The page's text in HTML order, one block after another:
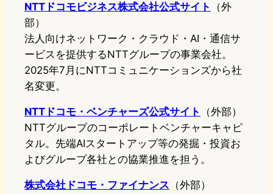
NTTドコモビジネス株式会社公式サイト
（外
部）
法人向けネットワーク・クラウド・AI・通信サ
ービスを提供するNTTグループの事業会社。
2025年7月にNTTコミュニケーションズから社
名変更。
NTTドコモ・ベンチャーズ公式サイト
（外部）
NTTグループのコーポレートベンチャーキャピ
タル。先端AIスタートアップ等の発掘・投資お
よびグループ各社との協業推進を担う。
株式会社ドコモ・ファイナンス （外部）